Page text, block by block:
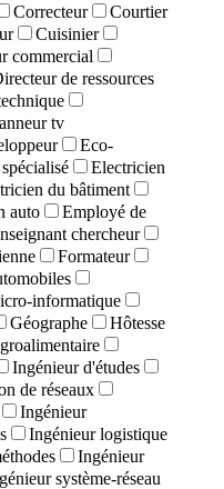
Correcteur
Courtier
Cuisinier
commercial
de ressources
tv
Eco-
Electricien
du bâtiment
auto
Employé de
chercheur
Formateur
informatique
Géographe
Hôtesse
Ingénieur d'études
de réseaux
Ingénieur
Ingénieur logistique
Ingénieur
système-réseau